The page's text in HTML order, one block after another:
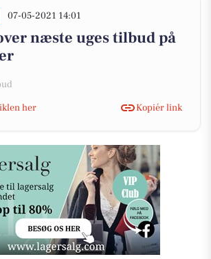
07-05-2021 14:01
næste uges tilbud på
her
Kopiér link